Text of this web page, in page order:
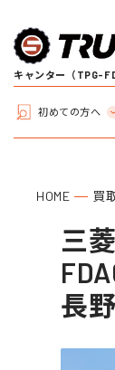
キャンター（TPG-
初めての方へ
HOME 買
三
長